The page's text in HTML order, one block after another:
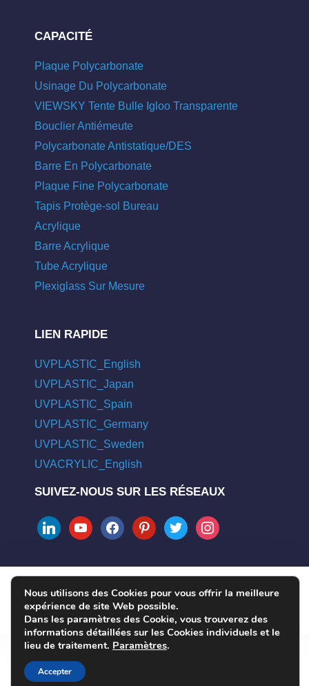
CAPACITÉ
Plaque Polycarbonate
Usinage Du Polycarbonate
VIEWSKY Tente Bulle Igloo Transparente
Bouclier Antiémeute
Polycarbonate Antistatique/DES
Barre En Polycarbonate
Plaque Fine Polycarbonate
Tapis Protège-sol Bureau
Acrylique
Barre Acrylique
Tube Acrylique
Plexiglass Sur Mesure
LIEN RAPIDE
UVPLASTIC_English
UVPLASTIC_Japan
UVPLASTIC_Spain
UVPLASTIC_Germany
UVPLASTIC_Sweden
UVACRYLIC_English
SUIVEZ-NOUS SUR LES RÉSEAUX
linkedinyoutubefacebookpinteresttwitter instagram
COPYRIGHT © 2004 - 2026 UVPLASTIC MATERIAL TECHNOLOGY
CO., LTD. ALL RIGHTS RESERVED
Nous utilisons des Cookies pour vous offrir la meilleure
expérience de site Web possible.
Dans les paramètres des Cookie, vous trouverez des
informations détaillées sur les Cookies individuels et le
lieu de traitement. Paramètres.
Accepter